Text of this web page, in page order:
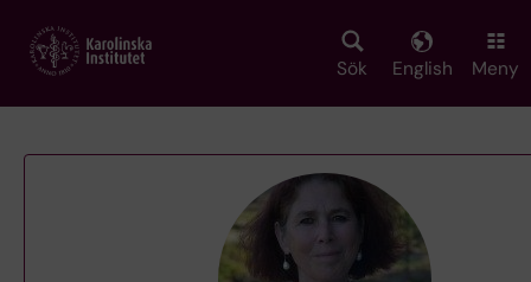
main
Sök English Meny